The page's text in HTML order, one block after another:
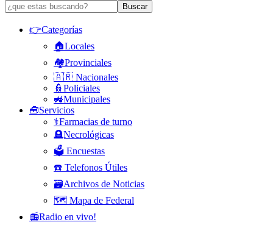
👉Categorías
🏠Locales
🏘️Provinciales
🇦🇷 Nacionales
👮Policiales
🚜Municipales
🧰Servicios
⚕️Farmacias de turno
🪦Necrológicas
🗳️ Encuestas
☎️ Telefonos Útiles
🗃️Archivos de Noticias
🗺️ Mapa de Federal
📻Radio en vivo!